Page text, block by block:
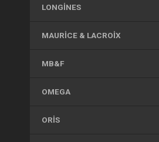
LONGINES
MAURICE & LACROIX
MB&F
OMEGA
ORIS